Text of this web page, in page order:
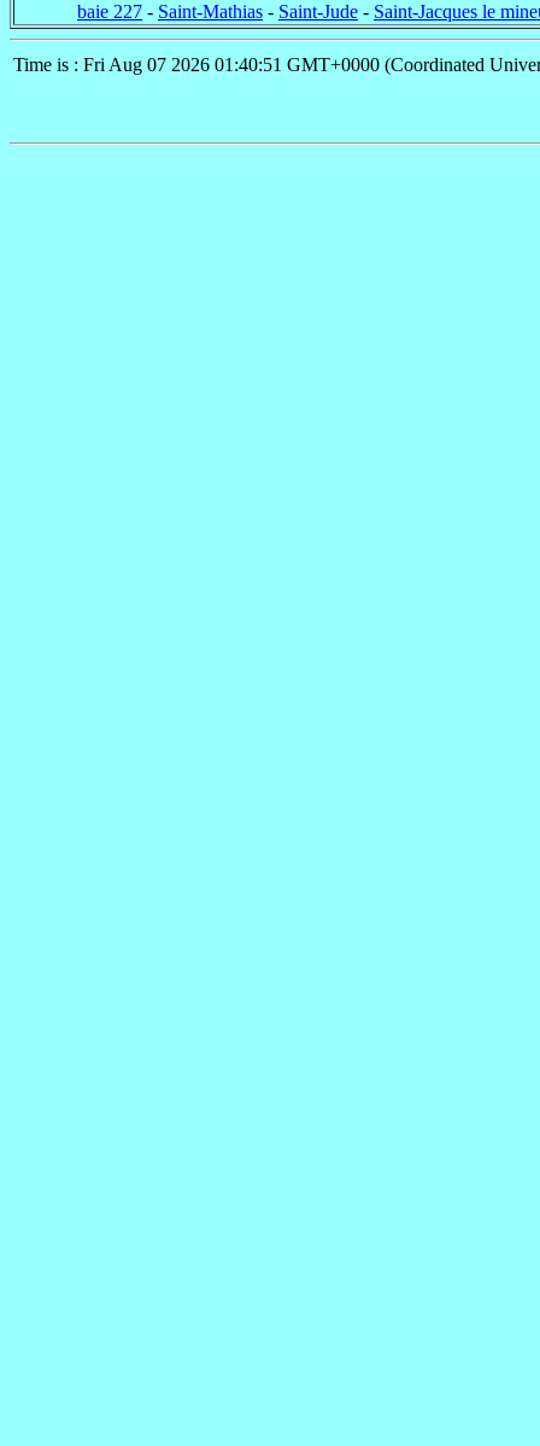
baie 227 - Saint-Mathias - Saint-Jude - Saint-Jacques le
Time is : Fri Aug 07 2026 01:40:51 GMT+0000 (Coordinated